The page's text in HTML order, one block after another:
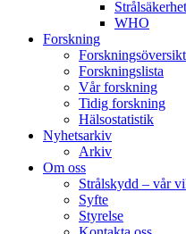
WHO
Forskning
Forskningsöversikt
Forskningslista
Vår forskning
Tidig forskning
Hälsostatistik
Nyhetsarkiv
Arkiv
Om oss
Strålskydd – vår
Syfte
Styrelse